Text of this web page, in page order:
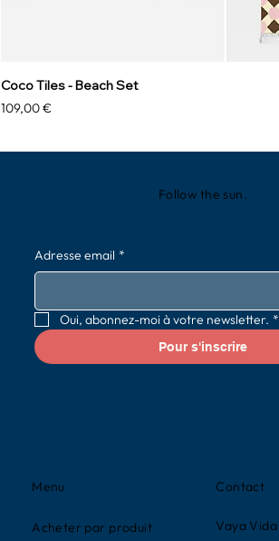
Coco Tiles - Beach Set
Prix
109,00 €
Contact
Vaya Vida
Menu
Acheter par produit
Follow the sun.
Adresse email *
Oui, abonnez-moi à votre newsletter. *
Pour s'inscrire